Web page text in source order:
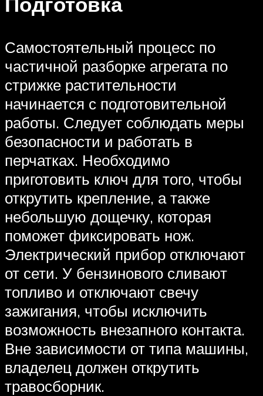
Самостоятельный процесс по
частичной разборке агрегата по
стрижке растительности
начинается с подготовительной
работы. Следует соблюдать меры
безопасности и работать в
перчатках. Необходимо
приготовить ключ для того, чтобы
открутить крепление, а также
небольшую дощечку, которая
поможет фиксировать нож.
Электрический прибор отключают
от сети. У бензинового сливают
топливо и отключают свечу
зажигания, чтобы исключить
возможность внезапного контакта.
Вне зависимости от типа машины,
владелец должен открутить
травосборник.